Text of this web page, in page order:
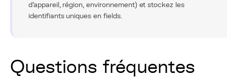
d'appareil, région, environnement) et stockez les
identifiants uniques en fields.
Questions fréquentes